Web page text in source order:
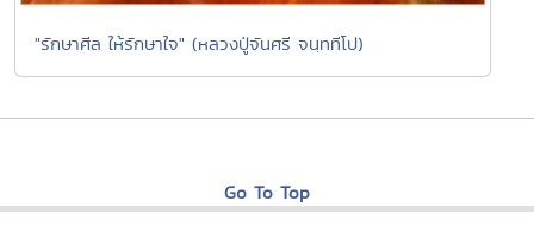
"รักษาศีล ให้รักษาใจ" (หลวงปู่จันศรี จนฺททีโป)
Go To Top